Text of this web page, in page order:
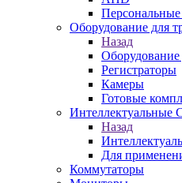
Персональные
Оборудование для
Назад
Оборудование
Регистраторы
Камеры
Готовые
Интеллектуальные
Назад
Для
Коммутаторы